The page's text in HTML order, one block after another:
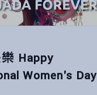
Happy
Women's Day